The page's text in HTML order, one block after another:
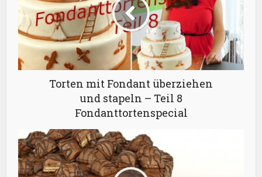
Torten mit Fondant überziehen
und stapeln – Teil 8
Fondanttortenspecial